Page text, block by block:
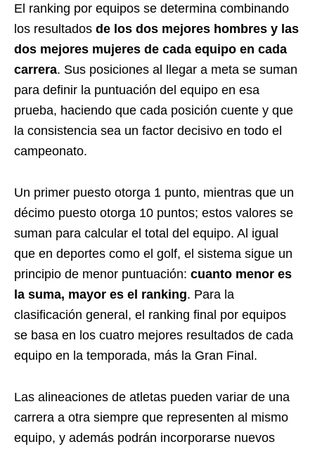
El ranking por equipos se determina combinando
los resultados de los dos mejores hombres y las
dos mejores mujeres de cada equipo en cada
carrera. Sus posiciones al llegar a meta se suman
para definir la puntuación del equipo en esa
prueba, haciendo que cada posición cuente y que
la consistencia sea un factor decisivo en todo el
campeonato.
Un primer puesto otorga 1 punto, mientras que un
décimo puesto otorga 10 puntos; estos valores se
suman para calcular el total del equipo. Al igual
que en deportes como el golf, el sistema sigue un
principio de menor puntuación: cuanto menor es
la suma, mayor es el ranking. Para la
clasificación general, el ranking final por equipos
se basa en los cuatro mejores resultados de cada
equipo en la temporada, más la Gran Final.
Las alineaciones de atletas pueden variar de una
carrera a otra siempre que representen al mismo
equipo, y además podrán incorporarse nuevos